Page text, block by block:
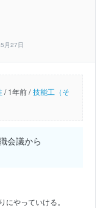
月27日
/1年前 / 技能工（そ
会議から
やっていける。